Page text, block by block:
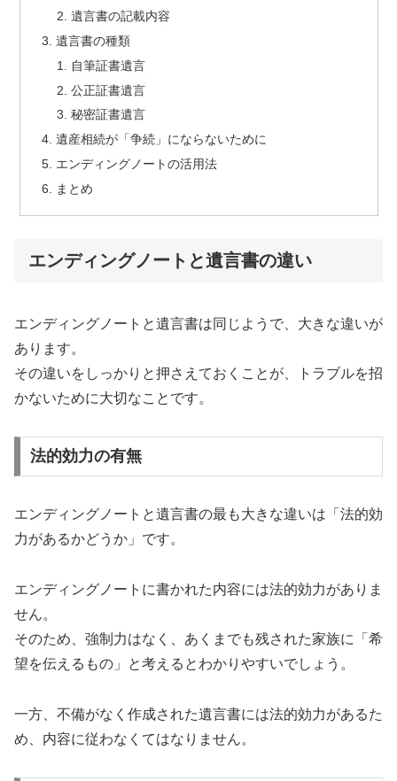
遺言書の記載内容
遺言書の種類
自筆証書遺言
公正証書遺言
秘密証書遺言
遺産相続が「争続」にならないために
エンディングノートの活用法
まとめ
エンディングノートと遺言書の違い
エンディングノートと遺言書は同じようで、大きな違いが
あります。
その違いをしっかりと押さえておくことが、トラブルを招
かないために大切なことです。
法的効力の有無
エンディングノートと遺言書の最も大きな違いは「法的効
力があるかどうか」です。
エンディングノートに書かれた内容には法的効力がありま
せん。
そのため、強制力はなく、あくまでも残された家族に「希
望を伝えるもの」と考えるとわかりやすいでしょう。
一方、不備がなく作成された遺言書には法的効力があるた
め、内容に従わなくてはなりません。